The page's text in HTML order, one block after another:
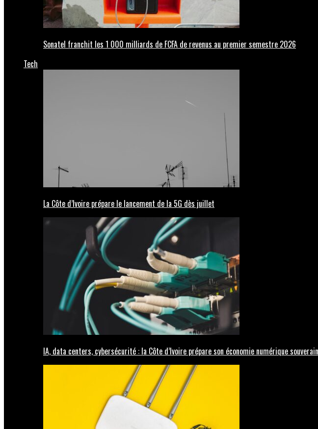
Sonatel franchit les 1 000 milliards de FCFA de revenus au premier semestre 2026
Tech
La Côte d’Ivoire prépare le lancement de la 5G dès juillet
IA, data centers, cybersécurité : la Côte d’Ivoire prépare son économie numérique